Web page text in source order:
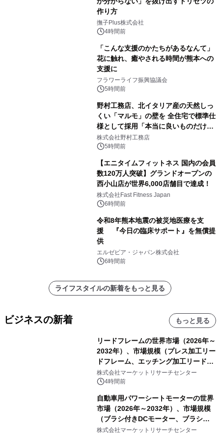
作り方
撫子Plus株式会社
4時間前
「こんな支援のかたちがあるなんて」
花に触れ、癒やされる時間が熊本への
支援に
フラワーライフ振興協議会
5時間前
野村工務店、北イタリア産の天然しっ
くい「マルモ」の壁を 全住宅で標準仕
様として採用「本当に良いものだけに
こだわる」
株式会社野村工務店
5時間前
【エニタイムフィットネス 国内の会員
数120万人突破】グランドオープンの
西小山店が世界6,000店舗目で達成！
株式会社Fast Fitness Japan
6時間前
令和8年熊本地震の被災地医療を支
援 『今日の臨床サポート』を無償提
供
エルゼビア・ジャパン株式会社
6時間前
ライフスタイルの新着をもっと見る
ビジネスの新着 もっと見る
リードフレームの世界市場（2026年～
2032年）、市場規模（プレス加工リー
ドフレーム、エッチング加工リードフ
レーム）・分析レポートを発表
株式会社マーケットリサーチセンター
4時間前
自動車用パワーシートモーターの世界
市場（2026年～2032年）、市場規模
（ブラシ付きDCモーター、ブラシレ
スDCモーター）・分析レポートを発
株式会社マーケットリサーチセンター